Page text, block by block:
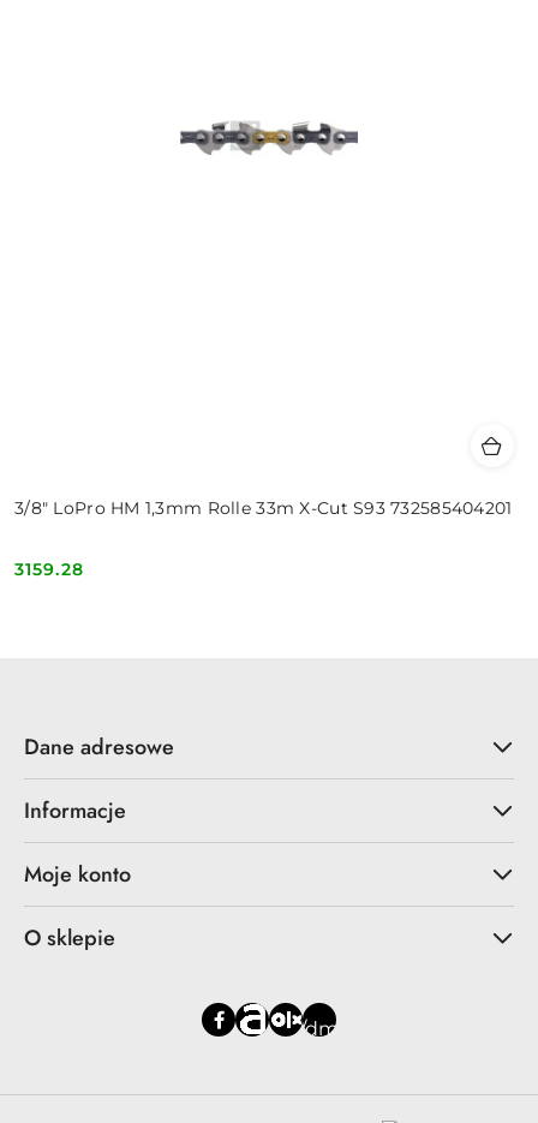
3/8" LoPro HM 1,3mm Rolle 33m X-Cut S93 732585404201
Cena:
3159.28
Dane adresowe
Informacje
Moje konto
O sklepie